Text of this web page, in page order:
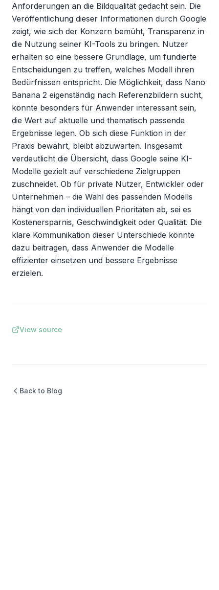
Anforderungen an die Bildqualität gedacht sein. Die
Veröffentlichung dieser Informationen durch Google
zeigt, wie sich der Konzern bemüht, Transparenz in
die Nutzung seiner KI-Tools zu bringen. Nutzer
erhalten so eine bessere Grundlage, um fundierte
Entscheidungen zu treffen, welches Modell ihren
Bedürfnissen entspricht. Die Möglichkeit, dass Nano
Banana 2 eigenständig nach Referenzbildern sucht,
könnte besonders für Anwender interessant sein,
die Wert auf aktuelle und thematisch passende
Ergebnisse legen. Ob sich diese Funktion in der
Praxis bewährt, bleibt abzuwarten. Insgesamt
verdeutlicht die Übersicht, dass Google seine KI-
Modelle gezielt auf verschiedene Zielgruppen
zuschneidet. Ob für private Nutzer, Entwickler oder
Unternehmen – die Wahl des passenden Modells
hängt von den individuellen Prioritäten ab, sei es
Kostenersparnis, Geschwindigkeit oder Qualität. Die
klare Kommunikation dieser Unterschiede könnte
dazu beitragen, dass Anwender die Modelle
effizienter einsetzen und bessere Ergebnisse
erzielen.
View source
Back to Blog